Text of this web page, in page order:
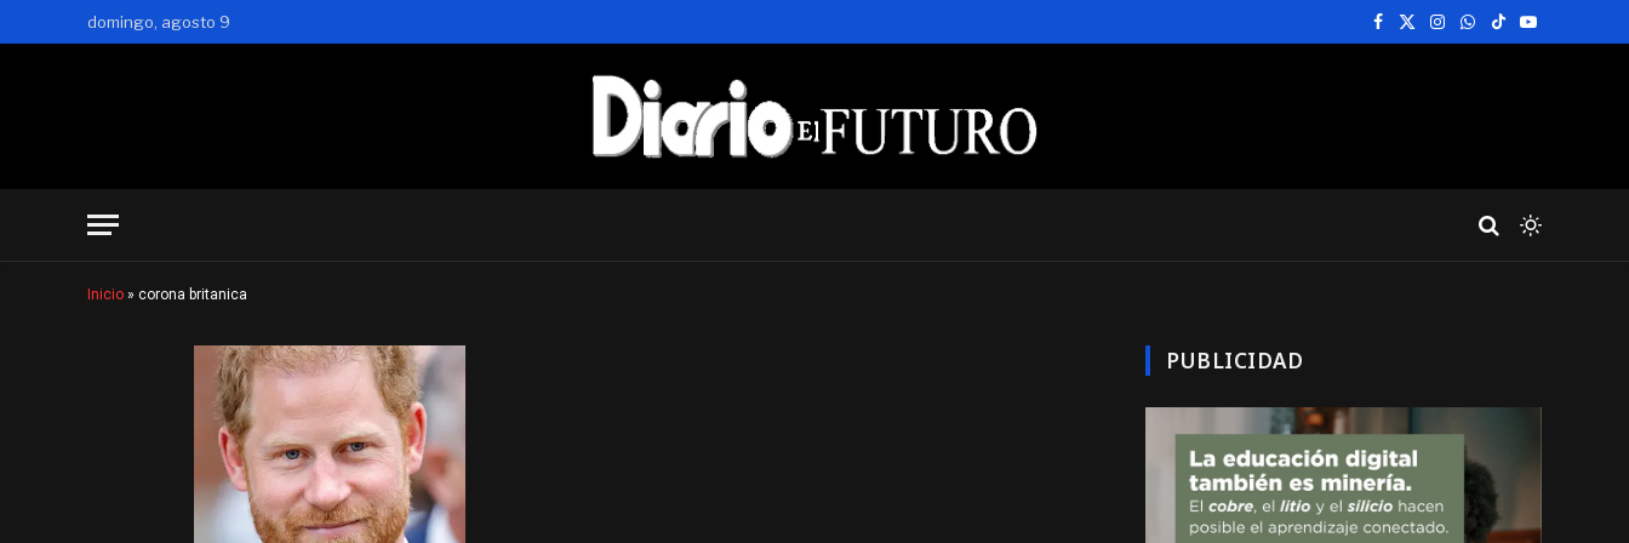
domingo, agosto 9
Facebook
X
Instagram
WhatsApp
TikTokYouTube
Inicio » corona britanica
PUBLICIDAD